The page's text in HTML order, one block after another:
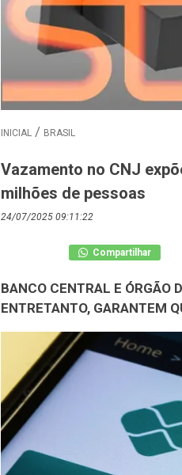
INICIAL BRASIL
Vazamento no CNJ
milhões de pessoas
24/07/2025 09:11:22
Compartilhar
BANCO CENTRAL E ÓRGÃO
ENTRETANTO, GARANTEM